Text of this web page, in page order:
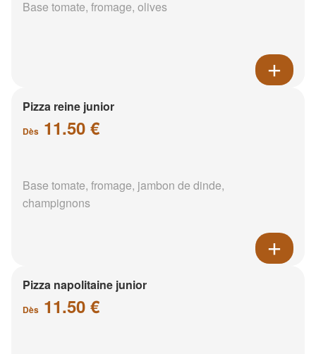
Base tomate, fromage, olives
Pizza reine junior
Dès 11.50 €
Base tomate, fromage, jambon de dinde,
champignons
Pizza napolitaine junior
Dès 11.50 €